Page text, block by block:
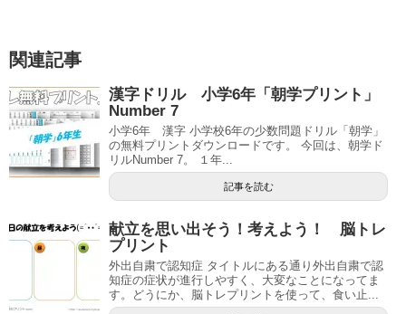
関連記事
漢字ドリル 小学6年「朝学プリント」
Number 7
小学6年 漢字 小学校6年の少数問題ドリル「朝学」
の無料プリントダウンロードです。 今回は、朝学ド
リルNumber 7。 １年...
記事を読む
献立を思い出そう！考えよう！ 脳トレ
プリント
外出自粛で認知症 タイトルにある通り外出自粛で認
知症の症状が進行しやすく、大変なことになってま
す。どうにか、脳トレプリントを使って、食い止...